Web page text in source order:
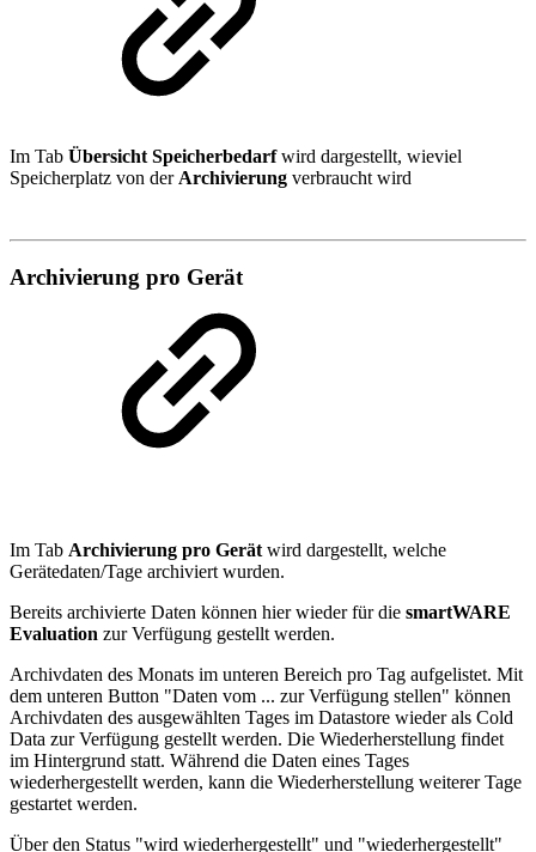
Im Tab Übersicht Speicherbedarfwird dargestellt, wieviel
Speicherplatz von derArchivierung verbraucht wird
Archivierung pro Gerät
Im Tab Archivierung pro Gerät wird dargestellt, welche
Gerätedaten/Tage archiviert wurden.
Bereits archivierte Daten können hier wieder für die smartWARE
Evaluation zur Verfügung gestellt werden.
Archivdaten des Monats im unteren Bereich pro Tag aufgelistet. Mit
dem unteren Button "Daten vom ... zur Verfügung stellen" können
Archivdaten des ausgewählten Tages im Datastore wieder als Cold
Data zur Verfügung gestellt werden. Die Wiederherstellung findet
im Hintergrund statt. Während die Daten eines Tages
wiederhergestellt werden, kann die Wiederherstellung weiterer Tage
gestartet werden.
Über den Status "wird wiederhergestellt" und "wiederhergestellt"